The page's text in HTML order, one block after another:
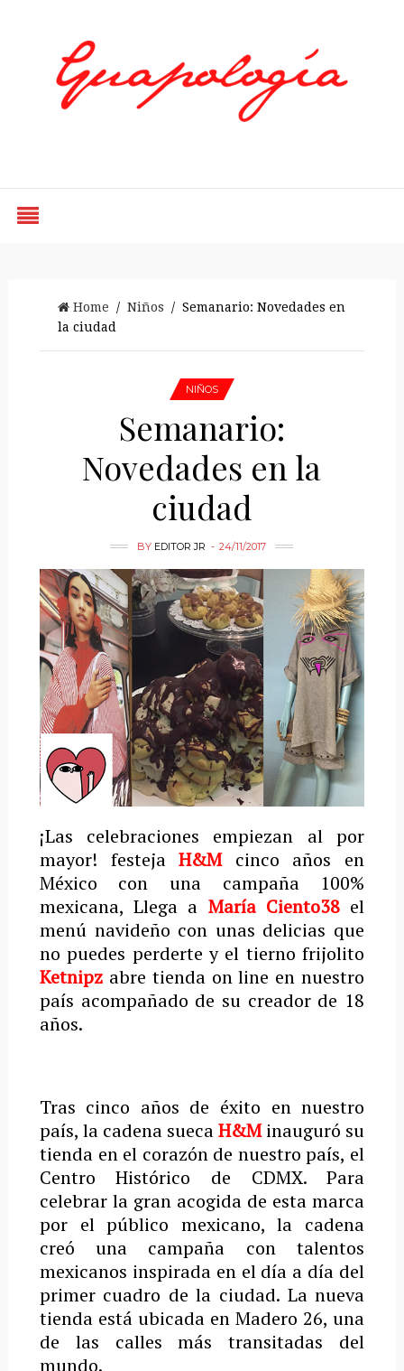
Home / Niños / Semanario: Novedades en
la ciudad
NIÑOS
Semanario:
Novedades en la
ciudad
BY EDITOR JR 24/11/2017
¡Las celebraciones empiezan al por
mayor! festejaH&Mcinco años en
México con una campaña 100%
mexicana, Llega a María Ciento38el
menú navideño con unas delicias que
no puedes perderte y el tierno frijolito
Ketnipz abre tienda on line en nuestro
país acompañado de su creador de 18
años.
Tras cinco años de éxito en nuestro
país, la cadena suecaH&Minauguró su
tienda en el corazón de nuestro país, el
Centro Histórico de CDMX. Para
celebrar la gran acogida de esta marca
por el público mexicano, la cadena
creó una campaña con talentos
mexicanos inspirada en el día a día del
primer cuadro de la ciudad. La nueva
tienda está ubicada en Madero 26, una
de las calles más transitadas del
mundo.